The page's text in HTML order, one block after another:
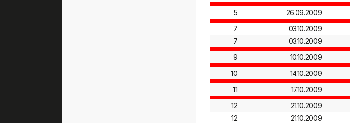
5
26.09.2009
7
03.10.2009
7
03.10.2009
9
10.10.2009
10
14.10.2009
11
17.10.2009
12
21.10.2009
12
21.10.2009